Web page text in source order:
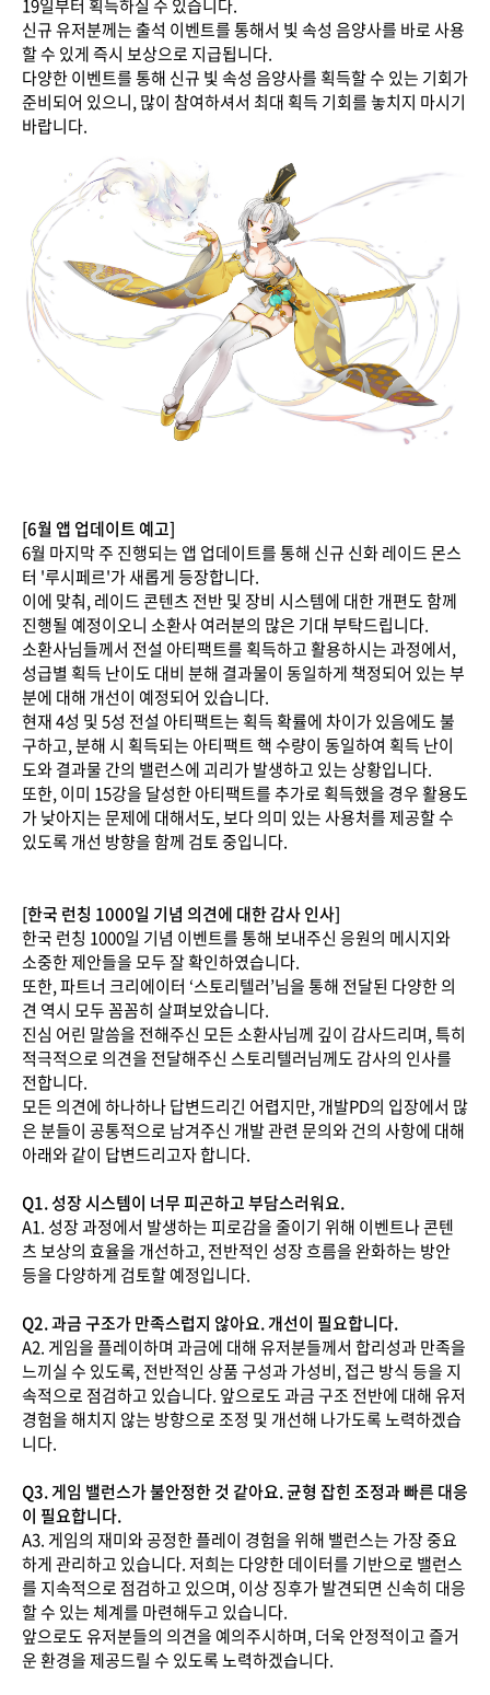
19일부터 획득하실 수 있습니다.
신규 유저분께는 출석 이벤트를 통해서 빛 속성 음양사를 바로 사용
할 수 있게 즉시 보상으로 지급됩니다.
다양한 이벤트를 통해 신규 빛 속성 음양사를 획득할 수 있는 기회가
준비되어 있으니, 많이 참여하셔서 최대 획득 기회를 놓치지 마시기
바랍니다.
[6월 앱 업데이트 예고]
6월 마지막 주 진행되는 앱 업데이트를 통해 신규 신화 레이드 몬스
터 '루시페르'가 새롭게 등장합니다.
이에 맞춰, 레이드 콘텐츠 전반 및 장비 시스템에 대한 개편도 함께
진행될 예정이오니 소환사 여러분의 많은 기대 부탁드립니다.
소환사님들께서 전설 아티팩트를 획득하고 활용하시는 과정에서,
성급별 획득 난이도 대비 분해 결과물이 동일하게 책정되어 있는 부
분에 대해 개선이 예정되어 있습니다.
현재 4성 및 5성 전설 아티팩트는 획득 확률에 차이가 있음에도 불
구하고, 분해 시 획득되는 아티팩트 핵 수량이 동일하여 획득 난이
도와 결과물 간의 밸런스에 괴리가 발생하고 있는 상황입니다.
또한, 이미 15강을 달성한 아티팩트를 추가로 획득했을 경우 활용도
가 낮아지는 문제에 대해서도, 보다 의미 있는 사용처를 제공할 수
있도록 개선 방향을 함께 검토 중입니다.
[한국 런칭 1000일 기념 의견에 대한 감사 인사]
한국 런칭 1000일 기념 이벤트를 통해 보내주신 응원의 메시지와
소중한 제안들을 모두 잘 확인하였습니다.
또한, 파트너 크리에이터 ‘스토리텔러’님을 통해 전달된 다양한 의
견 역시 모두 꼼꼼히 살펴보았습니다.
진심 어린 말씀을 전해주신 모든 소환사님께 깊이 감사드리며, 특히
적극적으로 의견을 전달해주신 스토리텔러님께도 감사의 인사를
전합니다.
모든 의견에 하나하나 답변드리긴 어렵지만, 개발PD의 입장에서 많
은 분들이 공통적으로 남겨주신 개발 관련 문의와 건의 사항에 대해
아래와 같이 답변드리고자 합니다.
Q1. 성장 시스템이 너무 피곤하고 부담스러워요.
A1. 성장 과정에서 발생하는 피로감을 줄이기 위해 이벤트나 콘텐
츠 보상의 효율을 개선하고, 전반적인 성장 흐름을 완화하는 방안
등을 다양하게 검토할 예정입니다.
Q2. 과금 구조가 만족스럽지 않아요. 개선이 필요합니다.
A2. 게임을 플레이하며 과금에 대해 유저분들께서 합리성과 만족을
느끼실 수 있도록, 전반적인 상품 구성과 가성비, 접근 방식 등을 지
속적으로 점검하고 있습니다. 앞으로도 과금 구조 전반에 대해 유저
경험을 해치지 않는 방향으로 조정 및 개선해 나가도록 노력하겠습
니다.
Q3. 게임 밸런스가 불안정한 것 같아요. 균형 잡힌 조정과 빠른 대응
이 필요합니다.
A3. 게임의 재미와 공정한 플레이 경험을 위해 밸런스는 가장 중요
하게 관리하고 있습니다. 저희는 다양한 데이터를 기반으로 밸런스
를 지속적으로 점검하고 있으며, 이상 징후가 발견되면 신속히 대응
할 수 있는 체계를 마련해두고 있습니다.
앞으로도 유저분들의 의견을 예의주시하며, 더욱 안정적이고 즐거
운 환경을 제공드릴 수 있도록 노력하겠습니다.